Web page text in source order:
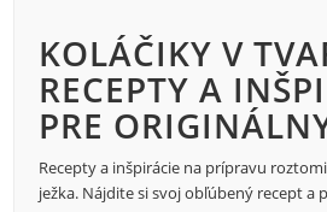
KOLÁČIKY V
RECEPTY A
PRE
Recepty a inšpirácie na prípravu
ježka. Nájdite si svoj obľúbený recept a